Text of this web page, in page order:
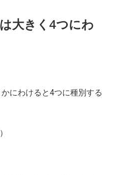
大きく4つにわ
にわけると4つに種別する